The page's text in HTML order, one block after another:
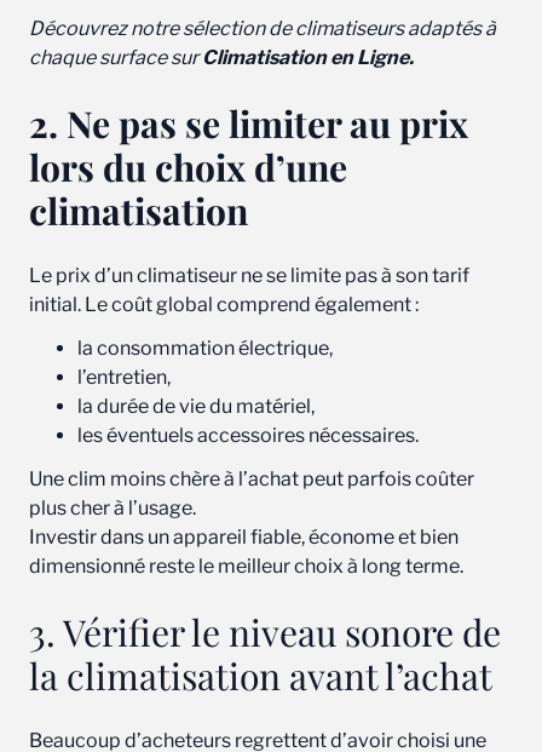
Découvrez notre sélection de climatiseurs adaptés à
chaque surface surClimatisation en Ligne.
2. Ne pas se limiter au prix
lors du choix d’une
climatisation
Le prix d’un climatiseur ne se limite pas à son tarif
initial. Le coût global comprend également :
la consommation électrique,
l’entretien,
la durée de vie du matériel,
les éventuels accessoires nécessaires.
Une clim moins chère à l’achat peut parfois coûter
plus cher à l’usage.
Investir dans un appareil fiable, économe et bien
dimensionné reste le meilleur choix à long terme.
3. Vérifier le niveau sonore de
la climatisation avant l’achat
Beaucoup d’acheteurs regrettent d’avoir choisi une